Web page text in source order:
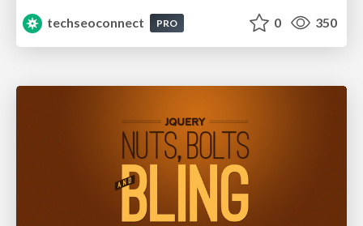
techseoconnect PRO 0 350